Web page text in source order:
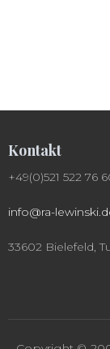
Kontakt
+49(0)521 522 76
info@ra-
33602 Bielefeld,